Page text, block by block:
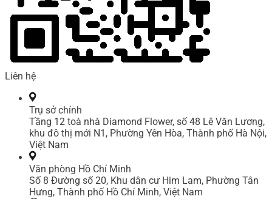
Liên hệ
Trụ sở chính
Tầng 12 toà nhà Diamond Flower, số 48 Lê Văn Lương,
khu đô thị mới N1, Phường Yên Hòa, Thành phố Hà Nội,
Việt Nam
Văn phòng Hồ Chí Minh
Số 8 Đường số 20, Khu dân cư Him Lam, Phường Tân
Hưng, Thành phố Hồ Chí Minh, Việt Nam